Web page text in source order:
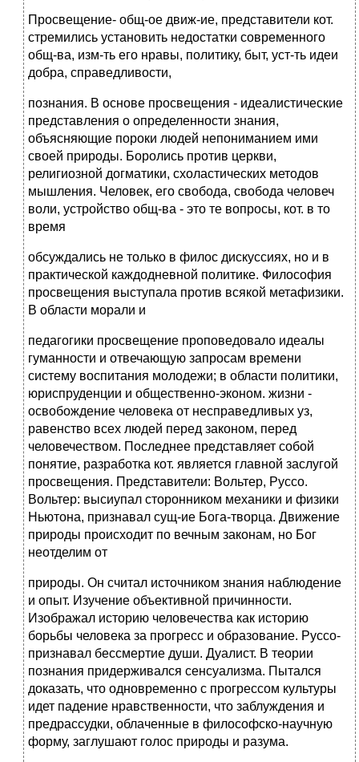
Просвещение- общ-ое движ-ие, представители кот.
стремились установить недостатки современного
общ-ва, изм-ть его нравы, политику, быт, уст-ть идеи
добра, справедливости,
познания. В основе просвещения - идеалистические
представления о определенности знания,
объясняющие пороки людей непониманием ими
своей природы. Боролись против церкви,
религиозной догматики, схоластических методов
мышления. Человек, его свобода, свобода человеч
воли, устройство общ-ва - это те вопросы, кот. в то
время
обсуждались не только в филос дискуссиях, но и в
практической каждодневной политике. Философия
просвещения выступала против всякой метафизики.
В области морали и
педагогики просвещение проповедовало идеалы
гуманности и отвечающую запросам времени
систему воспитания молодежи; в области политики,
юриспруденции и общественно-эконом. жизни -
освобождение человека от несправедливых уз,
равенство всех людей перед законом, перед
человечеством. Последнее представляет собой
понятие, разработка кот. является главной заслугой
просвещения. Представители: Вольтер, Руссо.
Вольтер: высиупал сторонником механики и физики
Ньютона, признавал сущ-ие Бога-творца. Движение
природы происходит по вечным законам, но Бог
неотделим от
природы. Он считал источником знания наблюдение
и опыт. Изучение объективной причинности.
Изображал историю человечества как историю
борьбы человека за прогресс и образование. Руссо-
признавал бессмертие души. Дуалист. В теории
познания придерживался сенсуализма. Пытался
доказать, что одновременно с прогрессом культуры
идет падение нравственности, что заблуждения и
предрассудки, облаченные в философско-научную
форму, заглушают голос природы и разума.